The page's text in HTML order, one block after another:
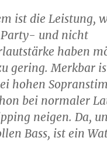
ist die Leistung,
und nicht
haben
gering. Merkbar
hohen
bei normaler
neigen. Da,
Bass, ist ein